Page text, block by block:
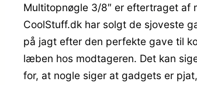
Multitopnøgle 3/8″ er eftertraget af
CoolStuff.dk har solgt de sjoveste
på jagt efter den perfekte gave til
læben hos modtageren. Det kan
for, at nogle siger at gadgets er